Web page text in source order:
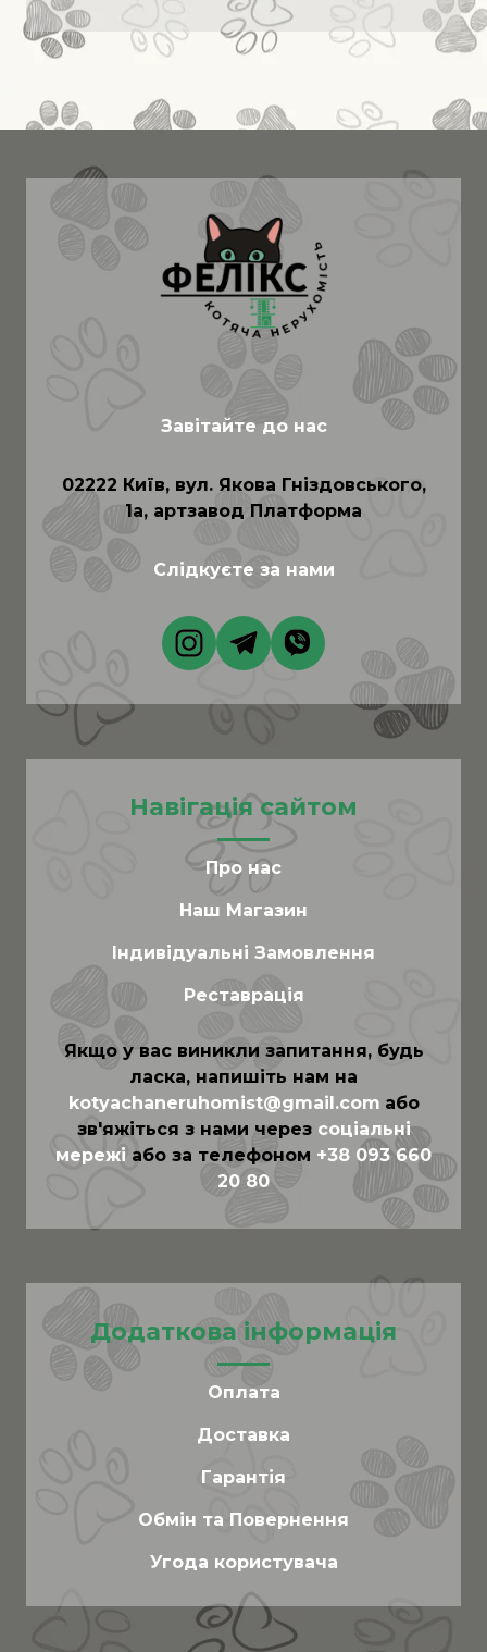
Завітайте до нас
02222 Київ, вул. Якова Гніздовського,
1а, артзавод Платформа
Слідкуєте за нами
Навігація сайтом
Про нас
Наш Магазин
Індивідуальні Замовлення
Реставрація
Якщо у вас виникли запитання, будь
ласка, напишіть нам на
kotyachaneruhomist@gmail.com або
зв'яжіться з нами через соціальні
мережі або за телефоном +38 093 660
20 80
Додаткова інформація
Оплата
Доставка
Гарантія
Обмін та Повернення
Угода користувача